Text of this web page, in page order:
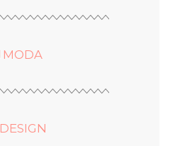
MODA
DESIGN